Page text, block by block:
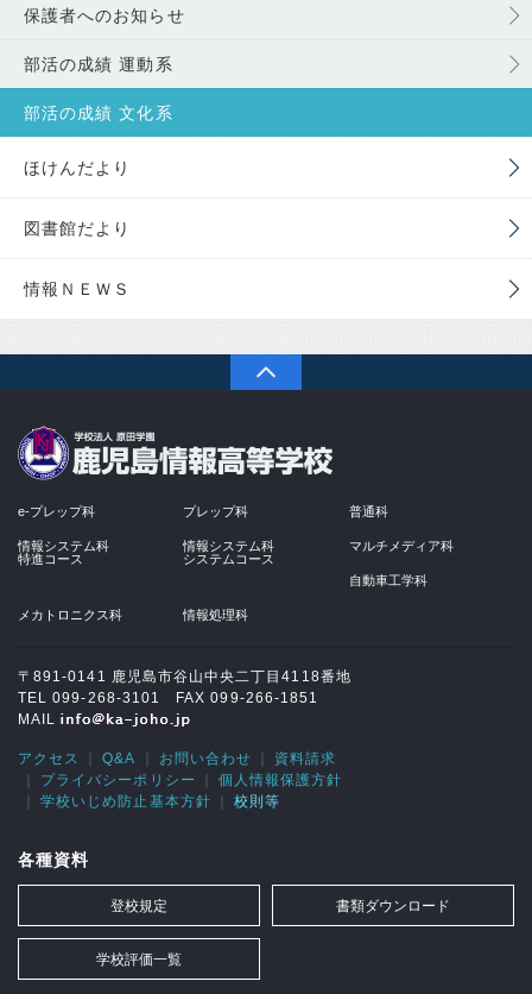
保護者へのお知らせ
部活の成績 運動系
部活の成績 文化系
ほけんだより
図書館だより
情報ＮＥＷＳ
e-プレップ科 プレップ科 普通科
情報システム科
特進コース
情報システム科
システムコース
マルチメディア科
自動車工学科
メカトロニクス科 情報処理科
〒891-0141 鹿児島市谷山中央二丁目4118番地
TEL 099-268-3101 FAX 099-266-1851
MAIL
アクセス Q&A お問い合わせ
資料請求
プライバシーポリシー
個人情報保護方針
学校いじめ防止基本方針
校則等
各種資料
登校規定 書類ダウンロード
学校評価一覧